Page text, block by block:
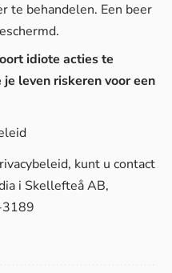
te behandelen. Een beer
idiote acties te
leven riskeren voor een
kunt u contact
i Skellefteå AB,